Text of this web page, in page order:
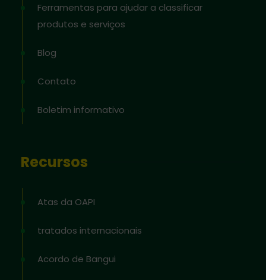
Ferramentas para ajudar a classificar
produtos e serviços
Blog
Contato
Boletim informativo
Recursos
Atas da OAPI
tratados internacionais
Acordo de Bangui